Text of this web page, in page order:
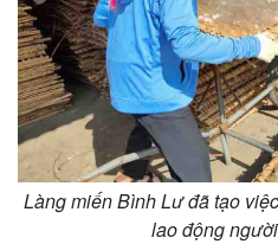
Làng miến Bình Lư đã tạo
lao động